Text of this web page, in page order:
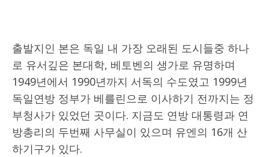
출발지인 본은 독일 내 가장 오래된 도시들중 하나
로 유서깊은 본대학, 베토벤의 생가로 유명하며
1949년에서 1990년까지 서독의 수도였고 1999년
독일연방 정부가 베를린으로 이사하기 전까지는 정
부청사가 있었던 곳이다. 지금도 연방 대통령과 연
방총리의 두번째 사무실이 있으며 유엔의 16개 산
하기구가 있다.